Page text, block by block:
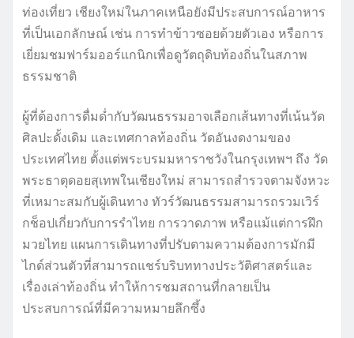
ท่องเที่ยว เชียงใหม่ในภาคเหนือยังมีประสบการณ์อาหาร
ที่เป็นเอกลักษณ์ เช่น การทำข้าวซอยด้วยตัวเอง หรือการ
เยี่ยมชมฟาร์มออร์แกนิกเพื่อดูวัตถุดิบท้องถิ่นในสภาพ
ธรรมชาติ
ผู้ที่ต้องการดื่มด่ำกับวัฒนธรรมอาจเลือกเส้นทางที่เน้นวัด
ศิลปะดั้งเดิม และเทศกาลท้องถิ่น วัดอันงดงามของ
ประเทศไทย ตั้งแต่พระบรมมหาราชวังในกรุงเทพฯ ถึง วัด
พระธาตุดอยสุเทพในเชียงใหม่ สามารถสำรวจตามจังหวะ
ที่เหมาะสมกับผู้เดินทาง ทัวร์วัฒนธรรมสามารถรวมเวิร์
กช็อปเกี่ยวกับการรำไทย การวาดภาพ หรือแม้แต่การฝึก
มวยไทย แผนการเดินทางที่ปรับตามความต้องการมักมี
ไกด์ส่วนตัวที่สามารถแชร์บริบททางประวัติศาสตร์และ
เรื่องเล่าท้องถิ่น ทำให้การชมสถานที่กลายเป็น
ประสบการณ์ที่มีความหมายลึกซึ้ง